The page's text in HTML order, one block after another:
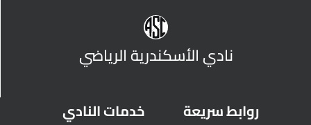
نادي الأسكندرية الرياضي
روابط سريعة خدمات النادي